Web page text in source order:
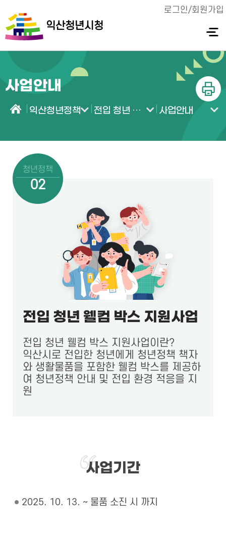
익산청년시청
로그인/회원가입
전체메
뉴 열기
사업안내
인쇄
익산청년정책 전입 청년 웰컴 박스 지원사업 사업안내
청년정책
02
전입 청년 웰컴 박스 지원사업
전입 청년 웰컴 박스 지원사업이란?
익산시로 전입한 청년에게 청년정책 책자
와 생활물품을 포함한 웰컴 박스를 제공하
여 청년정책 안내 및 전입 환경 적응을 지
원
사업기간
2025. 10. 13. ~ 물품 소진 시 까지